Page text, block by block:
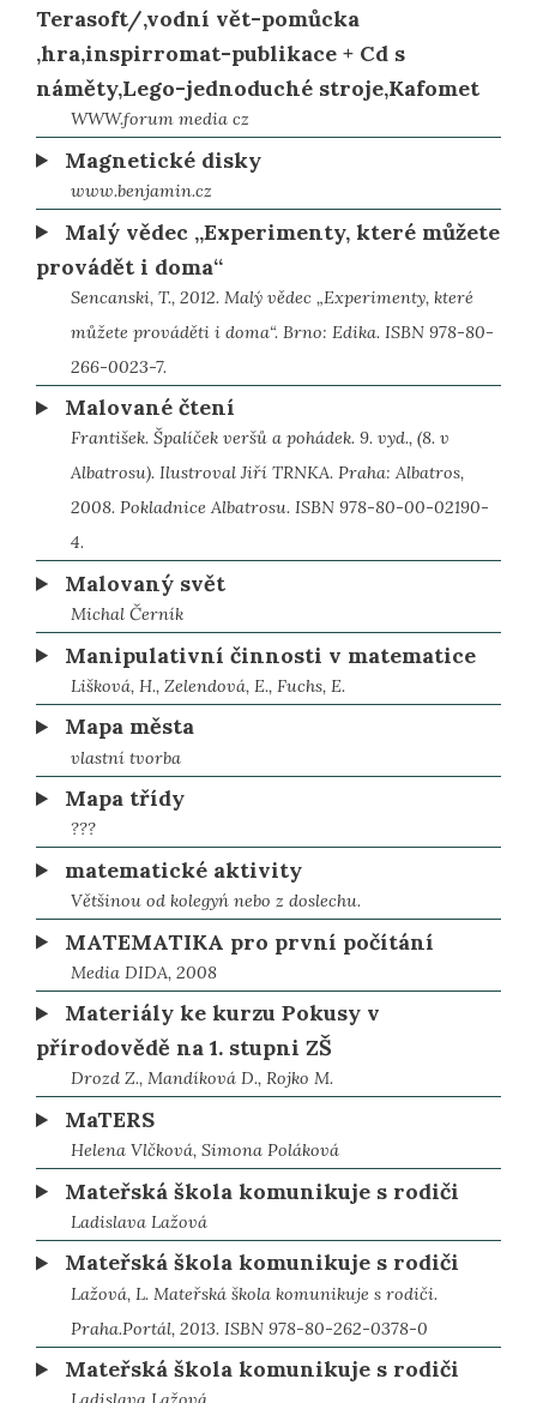
Terasoft/,vodní vět-pomůcka
,hra,inspirromat-publikace + Cd s
náměty,Lego-jednoduché stroje,Kafomet
WWW.forum media cz
Magnetické disky
www.benjamin.cz
Malý vědec „Experimenty, které můžete
provádět i doma“
Sencanski, T., 2012. Malý vědec „Experimenty, které
můžete prováděti i doma“. Brno: Edika. ISBN 978-80-
266-0023-7.
Malované čtení
František. Špalíček veršů a pohádek. 9. vyd., (8. v
Albatrosu). Ilustroval Jiří TRNKA. Praha: Albatros,
2008. Pokladnice Albatrosu. ISBN 978-80-00-02190-
4.
Malovaný svět
Michal Černík
Manipulativní činnosti v matematice
Lišková, H., Zelendová, E., Fuchs, E.
Mapa města
vlastní tvorba
Mapa třídy
???
matematické aktivity
Většinou od kolegyń nebo z doslechu.
MATEMATIKA pro první počítání
Media DIDA, 2008
Materiály ke kurzu Pokusy v
přírodovědě na 1. stupni ZŠ
Drozd Z., Mandíková D., Rojko M.
MaTERS
Helena Vlčková, Simona Poláková
Mateřská škola komunikuje s rodiči
Ladislava Lažová
Mateřská škola komunikuje s rodiči
Lažová, L. Mateřská škola komunikuje s rodiči.
Praha.Portál, 2013. ISBN 978-80-262-0378-0
Mateřská škola komunikuje s rodiči